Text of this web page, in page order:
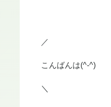
／
こんばんは(^-^)
＼